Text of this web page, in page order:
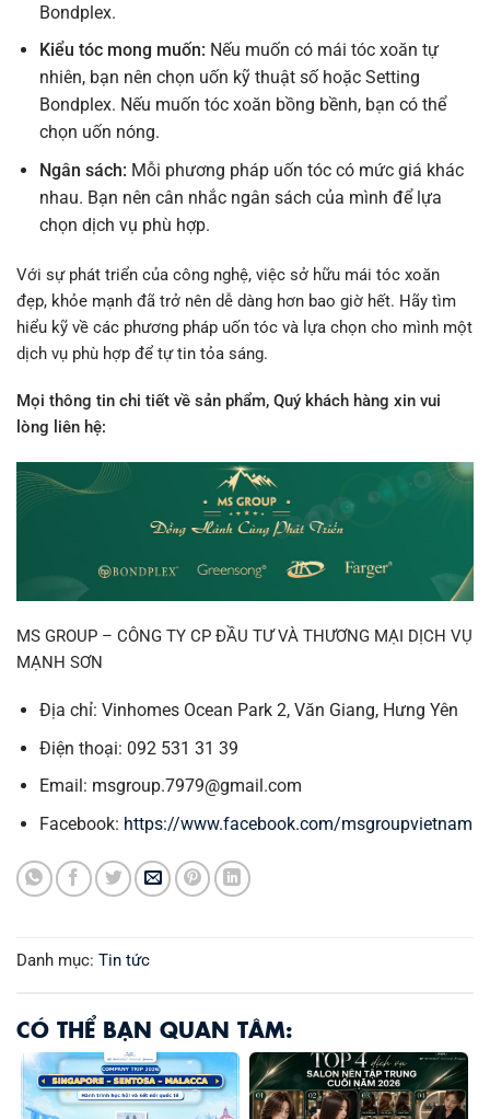
Bondplex.
Kiểu tóc mong muốn: Nếu muốn có mái tóc xoăn tự
nhiên, bạn nên chọn uốn kỹ thuật số hoặc Setting
Bondplex. Nếu muốn tóc xoăn bồng bềnh, bạn có thể
chọn uốn nóng.
Ngân sách: Mỗi phương pháp uốn tóc có mức giá khác
nhau. Bạn nên cân nhắc ngân sách của mình để lựa
chọn dịch vụ phù hợp.
Với sự phát triển của công nghệ, việc sở hữu mái tóc xoăn
đẹp, khỏe mạnh đã trở nên dễ dàng hơn bao giờ hết. Hãy tìm
hiểu kỹ về các phương pháp uốn tóc và lựa chọn cho mình một
dịch vụ phù hợp để tự tin tỏa sáng.
Mọi thông tin chi tiết về sản phẩm, Quý khách hàng xin vui
lòng liên hệ:
MS GROUP – CÔNG TY CP ĐẦU TƯ VÀ THƯƠNG MẠI DỊCH VỤ
MẠNH SƠN
Địa chỉ: Vinhomes Ocean Park 2, Văn Giang, Hưng Yên
Điện thoại: 092 531 31 39
Email: msgroup.7979@gmail.com
Facebook: https://www.facebook.com/msgroupvietnam
Danh mục: Tin tức
CÓ THỂ BẠN QUAN TÂM: